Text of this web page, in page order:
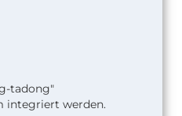
tadong"
integriert werden.